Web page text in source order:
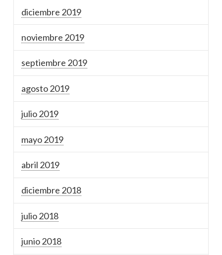
diciembre 2019
noviembre 2019
septiembre 2019
agosto 2019
julio 2019
mayo 2019
abril 2019
diciembre 2018
julio 2018
junio 2018